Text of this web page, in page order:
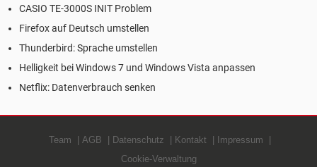
CASIO TE-3000S INIT Problem
Firefox auf Deutsch umstellen
Thunderbird: Sprache umstellen
Helligkeit bei Windows 7 und Windows Vista anpassen
Netflix: Datenverbrauch senken
Team AGB Datenschutz Kontakt
Impressum
Cookie-Verwaltung